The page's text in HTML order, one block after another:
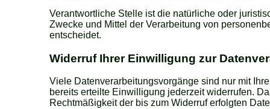
Verantwortliche Stelle ist die natürliche oder
Zwecke und Mittel der Verarbeitung von
entscheidet.
Widerruf Ihrer Einwilligung zur
Viele Datenverarbeitungsvorgänge sind nur mit
bereits erteilte Einwilligung jederzeit widerrufen.
Rechtmäßigkeit der bis zum Widerruf erfolgten